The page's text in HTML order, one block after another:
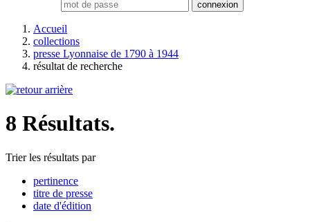
Accueil
collections
presse Lyonnaise de 1790 à 1944
résultat de recherche
8 Résultats.
Trier les résultats par
pertinence
titre de presse
date d'édition